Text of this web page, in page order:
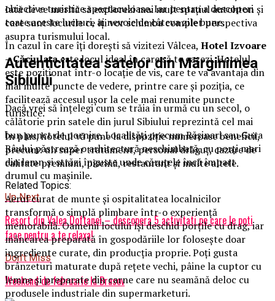
obiective turistice spectaculoase. Iar pentru a descoperi
toate aceste lucruri, ai nevoie de câteva zile bune.
În cazul în care îți dorești să vizitezi Vâlcea, Hotel Izvoare
– Căciulataeste locul ideal în care să te cazezi. Hotelul
este poziționat într-o locație de vis, care te va avantaja din
mai multe puncte de vedere, printre care și poziția, ce
facilitează accesul ușor la cele mai renumite puncte
turistice.
În plus, hotelul vă pune la dispoziție numeroase beneficii,
precum: un super tratament, personal drăguț, cazare de
calitate premium, piscină, restaurant și multe altele.
Related Topics:
Up Next
Resort din Valea Doftanei – descopera 5 activitati pe care le poti
face pentru a te relaxa!
Don't Miss
Weekend de februarie la Brasov
Iată de ce merită să explorezi mai mult spațiul autohton și
care sunt locurile ce îți vor schimba complet perspectiva
asupra turismului local.
Autenticitatea satelor din Mărginimea
Sibiului
Dacă vrei să înțelegi cum se trăia în urmă cu un secol, o
călătorie prin satele din jurul Sibiului reprezintă cel mai
bun punct de pornire. Localități precum Rășinari sau Gura
Râului păstrează o arhitectură neschimbată, cu porți mari
din lemn și străzi înguste unde căruțele încă împart
drumul cu mașinile.
Aerul curat de munte și ospitalitatea localnicilor
transformă o simplă plimbare într-o experiență
memorabilă. Oamenii locului își deschid porțile cu drag, iar
mâncarea preparată în gospodăriile lor folosește doar
ingrediente curate, din producția proprie. Poți gusta
brânzeturi maturate după rețete vechi, pâine la cuptor cu
lemne și preparate din carne care nu seamănă deloc cu
produsele industriale din supermarketuri.